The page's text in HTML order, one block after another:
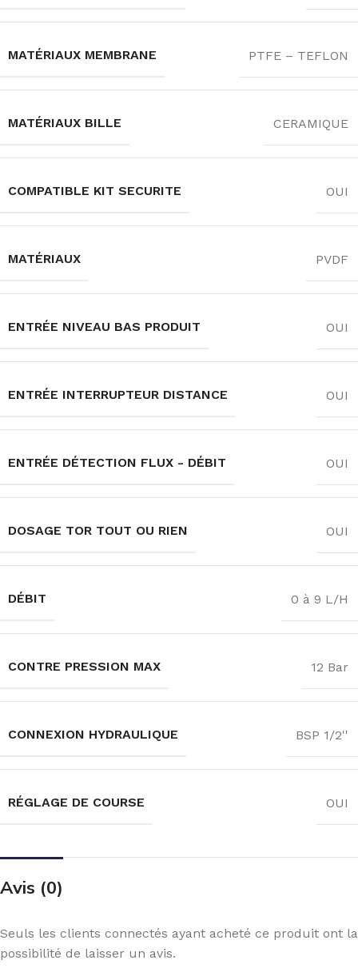
MATÉRIAUX MEMBRANE PTFE – TEFLON
MATÉRIAUX BILLE CERAMIQUE
COMPATIBLE KIT SECURITE OUI
MATÉRIAUX PVDF
ENTRÉE NIVEAU BAS PRODUIT OUI
ENTRÉE INTERRUPTEUR DISTANCE OUI
ENTRÉE DÉTECTION FLUX - DÉBIT OUI
DOSAGE TOR TOUT OU RIEN OUI
DÉBIT 0 à 9 L/H
CONTRE PRESSION MAX 12 Bar
CONNEXION HYDRAULIQUE BSP 1/2''
RÉGLAGE DE COURSE OUI
Avis (0)
Seuls les clients connectés ayant acheté ce produit ont la
possibilité de laisser un avis.